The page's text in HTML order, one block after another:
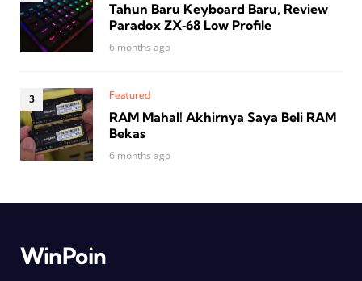
Tahun Baru Keyboard Baru, Review
Paradox ZX‑68 Low Profile
6 months ago
Featured
RAM Mahal! Akhirnya Saya Beli RAM
Bekas
6 months ago
WinPoin